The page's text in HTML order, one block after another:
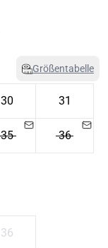
Größentabelle
30 31
35 36
36